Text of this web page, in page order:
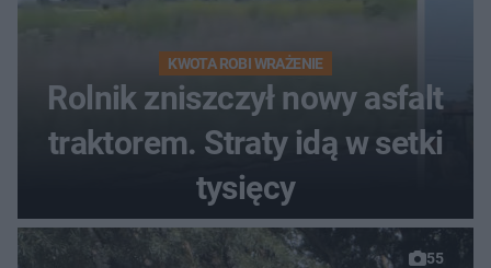
KWOTA ROBI WRAŻENIE
Rolnik zniszczył nowy asfalt
traktorem. Straty idą w setki
tysięcy
55